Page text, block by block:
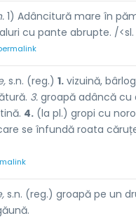
1) Adâncitură mare în
cu pante abrupte. /<sl.
s.n. (reg.) 1. vizuină,
3. groapă adâncă cu
4. (la pl.) gropi cu
se înfundă roata
s.n. (reg.) groapă pe un